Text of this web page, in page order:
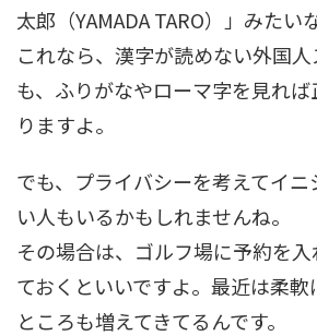
太郎（YAMADA TARO）」みたい
これなら、漢字が読めない外国
も、ふりがなやローマ字を見れ
りますよ。
でも、プライバシーを考えてイ
い人もいるかもしれませんね。
その場合は、ゴルフ場に予約を
ておくといいですよ。最近は柔軟
ところも増えてきてるんです。